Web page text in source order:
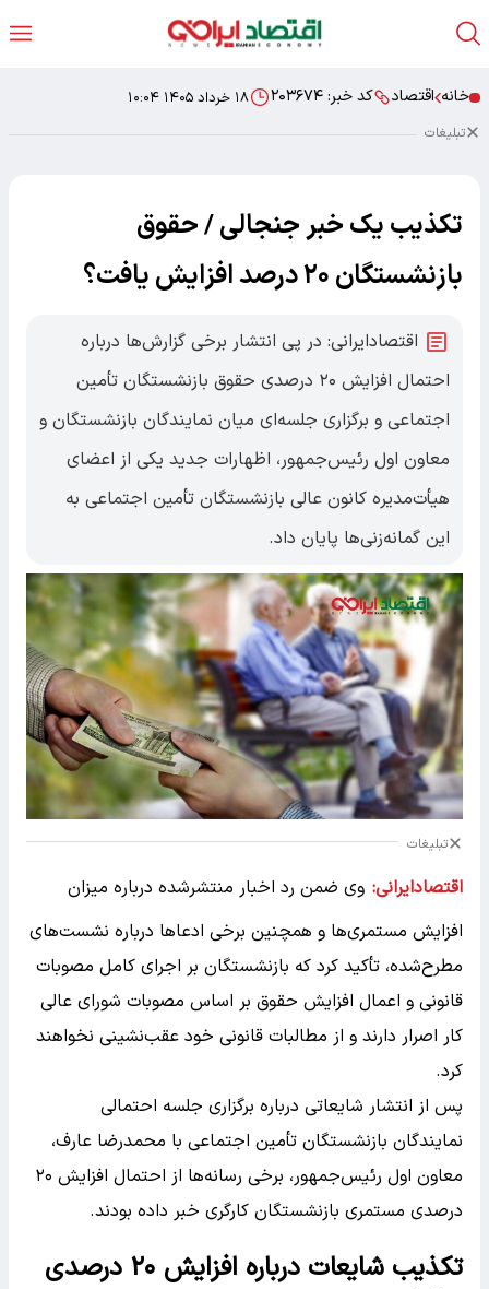
خانه اقتصاد کد خبر: ۲۰۳۶۷۴ ۱۸ خرداد ۱۴۰۵ ۱۰:۰۴
تبلیغات
تکذیب یک خبر جنجالی / حقوق
بازنشستگان ۲۰ درصد افزایش یافت؟
اقتصادایرانی: در پی انتشار برخی گزارش‌ها درباره
احتمال افزایش ۲۰ درصدی حقوق بازنشستگان تأمین
اجتماعی و برگزاری جلسه‌ای میان نمایندگان بازنشستگان و
معاون اول رئیس‌جمهور، اظهارات جدید یکی از اعضای
هیأت‌مدیره کانون عالی بازنشستگان تأمین اجتماعی به
این گمانه‌زنی‌ها پایان داد.
تبلیغات
اقتصادایرانی: وی ضمن رد اخبار منتشرشده درباره میزان
افزایش مستمری‌ها و همچنین برخی ادعاها درباره نشست‌های
مطرح‌شده، تأکید کرد که بازنشستگان بر اجرای کامل مصوبات
قانونی و اعمال افزایش حقوق بر اساس مصوبات شورای عالی
کار اصرار دارند و از مطالبات قانونی خود عقب‌نشینی نخواهند
کرد.
پس از انتشار شایعاتی درباره برگزاری جلسه احتمالی
نمایندگان بازنشستگان تأمین اجتماعی با محمدرضا عارف،
معاون اول رئیس‌جمهور، برخی رسانه‌ها از احتمال افزایش ۲۰
درصدی مستمری بازنشستگان کارگری خبر داده بودند.
تکذیب شایعات درباره افزایش ۲۰ درصدی